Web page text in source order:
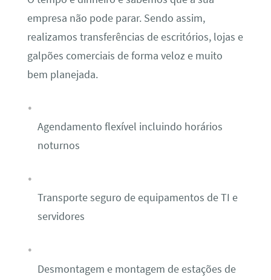
empresa não pode parar. Sendo assim,
realizamos transferências de escritórios, lojas e
galpões comerciais de forma veloz e muito
bem planejada.
Agendamento flexível incluindo horários
noturnos
Transporte seguro de equipamentos de TI e
servidores
Desmontagem e montagem de estações de